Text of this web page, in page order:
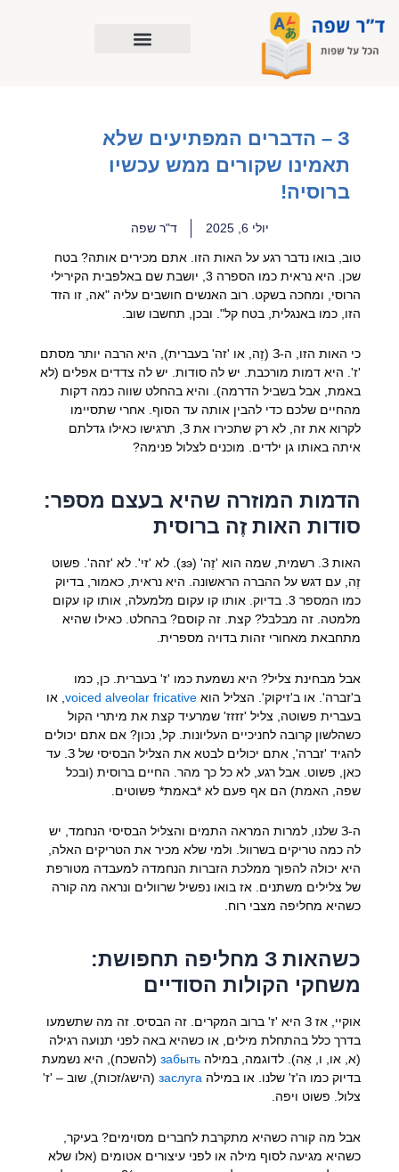
לתוכן
З – הדברים המפתיעים שלא
תאמינו שקורים ממש עכשיו
ברוסיה!
יולי 6, 2025 ד"ר שפה
טוב, בואו נדבר רגע על האות הזו. אתם מכירים אותה? בטח
שכן. היא נראית כמו הספרה 3, יושבת שם באלפבית הקירילי
הרוסי, ומחכה בשקט. רוב האנשים חושבים עליה "אה, זו הזד
הזו, כמו באנגלית, בטח קל". ובכן, תחשבו שוב.
כי האות הזו, ה-З (זֶה, או 'זה' בעברית), היא הרבה יותר מסתם
'ז'. היא דמות מורכבת. יש לה סודות. יש לה צדדים אפלים (לא
באמת, אבל בשביל הדרמה). והיא בהחלט שווה כמה דקות
מהחיים שלכם כדי להבין אותה עד הסוף. אחרי שתסיימו
לקרוא את זה, לא רק שתכירו את З, תרגישו כאילו גדלתם
איתה באותו גן ילדים. מוכנים לצלול פנימה?
הדמות המוזרה שהיא בעצם מספר:
סודות האות זֶה ברוסית
האות З. רשמית, שמה הוא 'זֶה' (зэ). לא 'זי'. לא 'זהה'. פשוט
זֶה, עם דגש על ההברה הראשונה. היא נראית, כאמור, בדיוק
כמו המספר 3. בדיוק. אותו קו עקום מלמעלה, אותו קו עקום
מלמטה. זה מבלבל? קצת. זה קוסם? בהחלט. כאילו שהיא
מתחבאת מאחורי זהות בדויה מספרית.
אבל מבחינת צליל? היא נשמעת כמו 'ז' בעברית. כן, כמו
ב'זברה'. או ב'זיקוק'. הצליל הוא voiced alveolar fricative, או
בעברית פשוטה, צליל 'זזזז' שמרעיד קצת את מיתרי הקול
כשהלשון קרובה לחניכיים העליונות. קל, נכון? אם אתם יכולים
להגיד 'זברה', אתם יכולים לבטא את הצליל הבסיסי של З. עד
כאן, פשוט. אבל רגע, לא כל כך מהר. החיים ברוסית (ובכל
שפה, האמת) הם אף פעם לא *באמת* פשוטים.
ה-З שלנו, למרות המראה התמים והצליל הבסיסי הנחמד, יש
לה כמה טריקים בשרוול. ולמי שלא מכיר את הטריקים האלה,
היא יכולה להפוך ממלכת הזברות הנחמדה למעבדה מטורפת
של צלילים משתנים. אז בואו נפשיל שרוולים ונראה מה קורה
כשהיא מחליפה מצבי רוח.
כשהאות З מחליפה תחפושת:
משחקי הקולות הסודיים
אוקיי, אז З היא 'ז' ברוב המקרים. זה הבסיס. זה מה שתשמעו
בדרך כלל בהתחלת מילים, או כשהיא באה לפני תנועה רגילה
(א, או, ו, אֵה). לדוגמה, במילה забыть(להשכח), היא נשמעת
בדיוק כמו ה'ז' שלנו. או במילה заслуга(הישג/זכות), שוב – 'ז'
צלול. פשוט ויפה.
אבל מה קורה כשהיא מתקרבת לחברים מסוימים? בעיקר,
כשהיא מגיעה לסוף מילה או לפני עיצורים אטומים (אלו שלא